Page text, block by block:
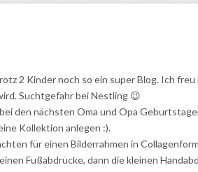
2 Kinder noch so ein super Blog. Ich
Suchtgefahr bei Nestling 😉
den nächsten Oma und Opa
Kollektion anlegen :).
für einen Bilderrahmen in
Fußabdrücke, dann die kleinen